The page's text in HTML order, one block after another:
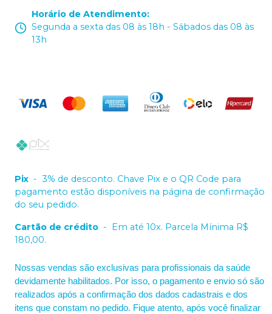
Horário de Atendimento:
Segunda a sexta das 08 às 18h - Sábados das 08 às
13h
Pix - 3% de desconto. Chave Pix e o QR Code para
pagamento estão disponíveis na página de confirmação
do seu pedido.
Cartão de crédito -
Em até 10x. Parcela Mínima R$
180,00.
Nossas vendas são exclusivas para profissionais da saúde
devidamente habilitados. Por isso, o pagamento e envio só são
realizados após a confirmação dos dados cadastrais e dos
itens que constam no pedido. Fique atento, após você finalizar